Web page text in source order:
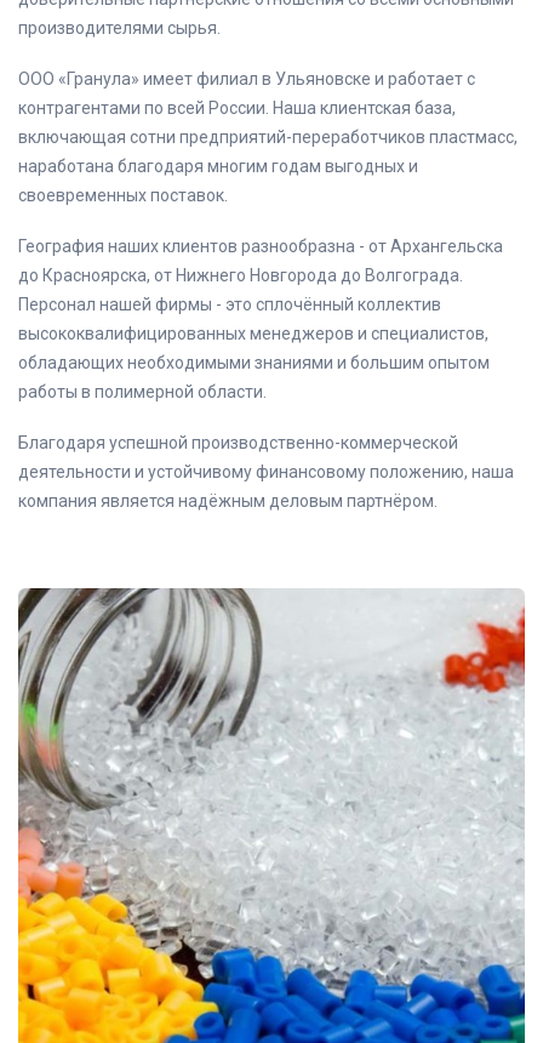
производителями сырья.
ООО «Гранула» имеет филиал в Ульяновске и работает с
контрагентами по всей России. Наша клиентская база,
включающая сотни предприятий-переработчиков пластмасс,
наработана благодаря многим годам выгодных и
своевременных поставок.
География наших клиентов разнообразна - от Архангельска
до Красноярска, от Нижнего Новгорода до Волгограда.
Персонал нашей фирмы - это сплочённый коллектив
высококвалифицированных менеджеров и специалистов,
обладающих необходимыми знаниями и большим опытом
работы в полимерной области.
Благодаря успешной производственно-коммерческой
деятельности и устойчивому финансовому положению, наша
компания является надёжным деловым партнёром.